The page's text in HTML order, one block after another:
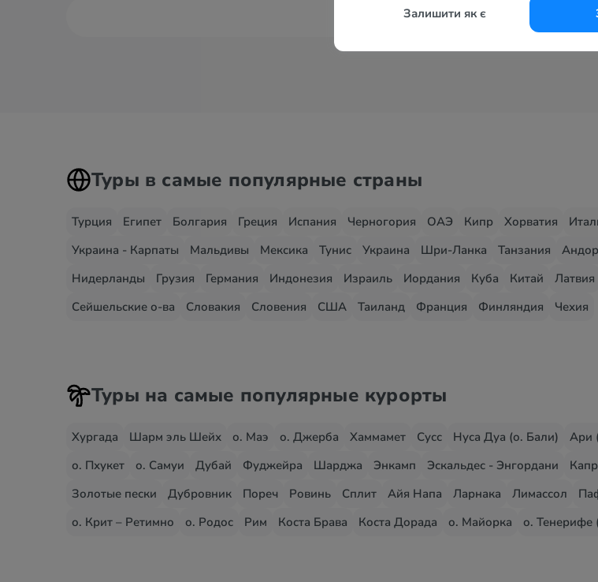
Залишити як є
Туры в самые популярные страны
Турция Египет Болгария Греция Испания Черногория ОАЭ Кипр Хорватия
Украина - Карпаты
Мальдивы Мексика Тунис Украина Шри-Ланка Танзания
Нидерланды
Грузия Германия Индонезия Израиль Иордания Куба Китай Латвия
Сейшельские о-ва
Словакия Словения США Таиланд Франция Финляндия Чехия
Туры на самые популярные курорты
Хургада Шарм эль Шейх о. Маэ о. Джерба Хаммамет Сусс Нуса Дуа (о. Бали) Ари
о. Пхукет
о. Самуи Дубай Фуджейра Шарджа Энкамп Эскальдес - Энгордани
Золотые пески
Дубровник Пореч Ровинь Сплит Айя Напа Ларнака Лимассол
о. Крит – Ретимно
о. Родос Рим Коста Брава Коста Дорада о. Майорка о. Тенерифе